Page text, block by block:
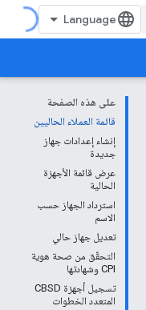
على هذه الصفحة
قائمة العملاء الحاليين
إنشاء إعدادات جهاز
جديدة
عرض قائمة الأجهزة
الحالية
استرداد الجهاز حسب
الاسم
تعديل جهاز حالي
التحقّق من صحة هوية
CPI وشهادتها
تسجيل أجهزة CBSD
المتعدد الخطوات